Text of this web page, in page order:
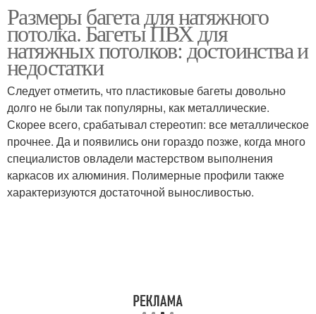
Багеты по типу
Размеры багета для натяжного
потолка. Багеты ПВХ для
натяжных потолков: достоинства и
недостатки
Следует отметить, что пластиковые багеты довольно
долго не были так популярны, как металлические.
Скорее всего, срабатывал стереотип: все металлическое
прочнее. Да и появились они гораздо позже, когда много
специалистов овладели мастерством выполнения
каркасов их алюминия. Полимерные профили также
характеризуются достаточной выносливостью.